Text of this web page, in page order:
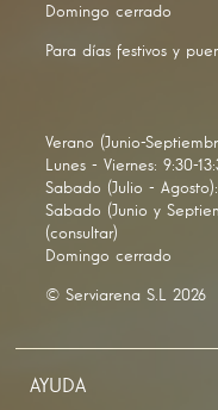
Domingo cerrado
Para días festivos y
Verano (Junio-
Lunes - Viernes: 9:30-
Sabado (Julio -
Sabado (Junio y
(consultar)
Domingo cerrado
© Serviarena S.L 2026
AYUDA